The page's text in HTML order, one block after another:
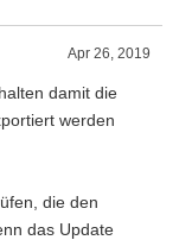
Apr 26, 2019
damit die
werden
die den
das Update